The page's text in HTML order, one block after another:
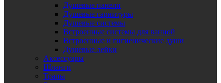
Душевые панели
Душевые гарнитуры
Душевые системы
Встроенные системы для ванной
Встроенные и гигиенические души
Душевые лейки
Аксессуары
Шланги
Трапы